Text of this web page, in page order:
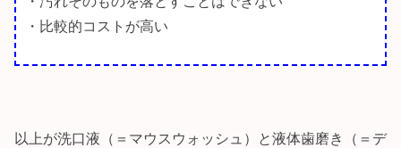
・比較的コストが高い
以上が洗口液（＝マウスウォッシュ）と液体歯磨き（＝デ